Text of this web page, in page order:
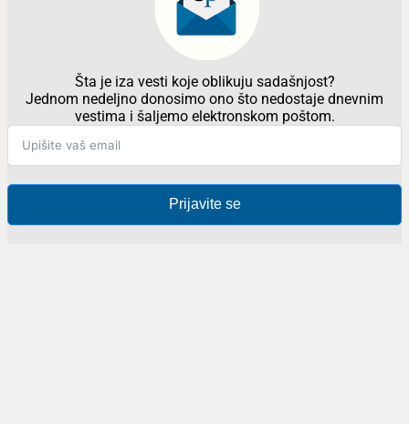
Šta je iza vesti koje oblikuju sadašnjost?
Jednom nedeljno donosimo ono što nedostaje dnevnim
vestima i šaljemo elektronskom poštom.
Prijavite se